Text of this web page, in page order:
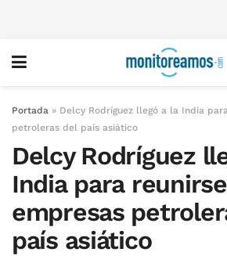
Portada » Delcy Rodríguez llegó a la India
petroleras del país asiático
Delcy Rodríguez
India para
empresas
país asiático